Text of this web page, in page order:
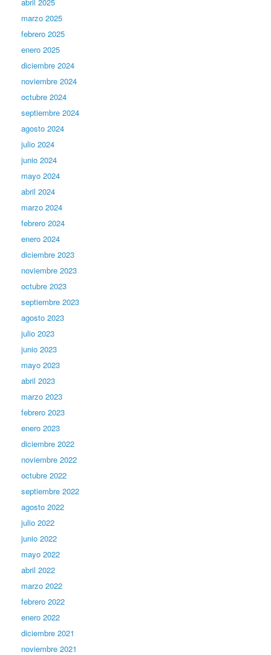
marzo 2025
febrero 2025
enero 2025
diciembre 2024
noviembre 2024
octubre 2024
septiembre 2024
agosto 2024
julio 2024
junio 2024
mayo 2024
abril 2024
marzo 2024
febrero 2024
enero 2024
diciembre 2023
noviembre 2023
octubre 2023
septiembre 2023
agosto 2023
julio 2023
junio 2023
mayo 2023
abril 2023
marzo 2023
febrero 2023
enero 2023
diciembre 2022
noviembre 2022
octubre 2022
septiembre 2022
agosto 2022
julio 2022
junio 2022
mayo 2022
abril 2022
marzo 2022
febrero 2022
enero 2022
diciembre 2021
noviembre 2021